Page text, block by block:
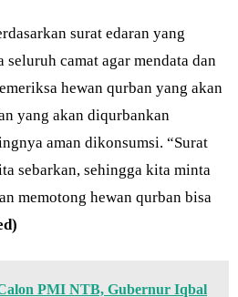
surat edaran yang
camat agar mendata dan
hewan qurban yang akan
yang akan diqurbankan
aman dikonsumsi. “Surat
sebarkan, sehingga kita minta
memotong hewan qurban bisa
PMI NTB, Gubernur Iqbal